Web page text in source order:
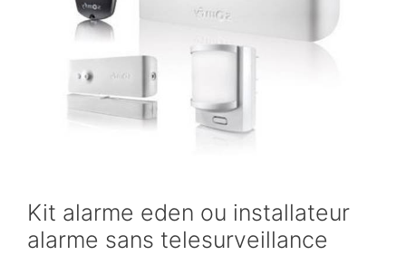
Kit alarme eden ou installateur
alarme sans telesurveillance